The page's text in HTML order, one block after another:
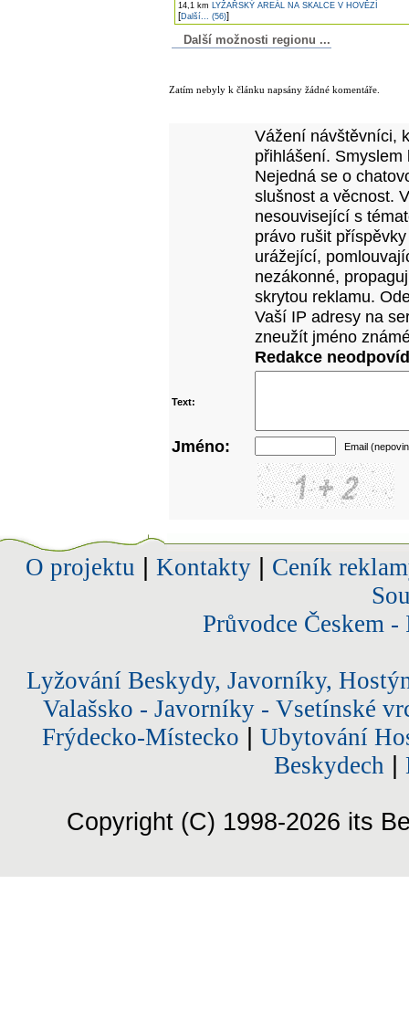
14,1 km LYŽAŘSKÝ AREÁL NA SKALCE V HOVĚZÍ
[Další... (56)]
Další možnosti regionu ...
Zatím nebyly k článku napsány žádné komentáře.
Vážení návštěvníci,
přihlášení.
Nejedná se o
slušnost a věcnost.
nesouvisející s
právo rušit
urážející,
nezákonné,
skrytou reklamu.
Vaší IP adresy na
zneužít jméno
Redakce
Text:
Jméno: Email
O projektu Kontakty| Ceník
Průvodce Českem
Lyžování Beskydy, Javorníky,
Valašsko - Javorníky - Vsetínské
Frýdecko-Místecko
Ubytování
Beskydech
Copyright (C) 1998-2026 its